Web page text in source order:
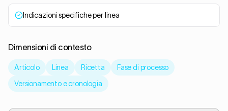
Indicazioni specifiche per linea
Dimensioni di contesto
Articolo Linea Ricetta
Fase di processo
Versionamento e cronologia